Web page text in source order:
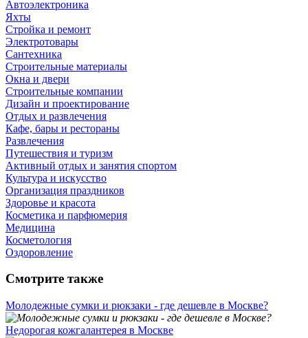
Автоэлектроника
Яхты
Стройка и ремонт
Электротовары
Сантехника
Строительные материалы
Окна и двери
Строительные компании
Дизайн и проектирование
Отдых и развлечения
Кафе, бары и рестораны
Развлечения
Путешествия и туризм
Активный отдых и занятия спортом
Культура и искусство
Организация праздников
Здоровье и красота
Косметика и парфюмерия
Медицина
Косметология
Оздоровление
Смотрите также
Молодежные сумки и рюкзаки - где дешевле в Москве?
Недорогая кожгалантерея в Москве